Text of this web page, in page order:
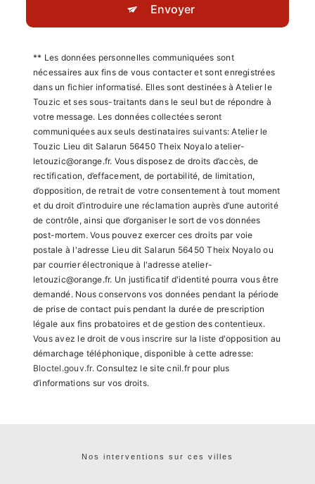
Envoyer
** Les données personnelles communiquées sont
nécessaires aux fins de vous contacter et sont enregistrées
dans un fichier informatisé. Elles sont destinées à Atelier le
Touzic et ses sous-traitants dans le seul but de répondre à
votre message. Les données collectées seront
communiquées aux seuls destinataires suivants: Atelier le
Touzic Lieu dit Salarun 56450 Theix Noyalo atelier-
letouzic@orange.fr. Vous disposez de droits d’accès, de
rectification, d’effacement, de portabilité, de limitation,
d’opposition, de retrait de votre consentement à tout moment
et du droit d’introduire une réclamation auprès d’une autorité
de contrôle, ainsi que d’organiser le sort de vos données
post-mortem. Vous pouvez exercer ces droits par voie
postale à l'adresse Lieu dit Salarun 56450 Theix Noyalo ou
par courrier électronique à l'adresse atelier-
letouzic@orange.fr. Un justificatif d'identité pourra vous être
demandé. Nous conservons vos données pendant la période
de prise de contact puis pendant la durée de prescription
légale aux fins probatoires et de gestion des contentieux.
Vous avez le droit de vous inscrire sur la liste d'opposition au
démarchage téléphonique, disponible à cette adresse:
Bloctel.gouv.fr. Consultez le site cnil.fr pour plus
d’informations sur vos droits.
Nos interventions sur ces villes